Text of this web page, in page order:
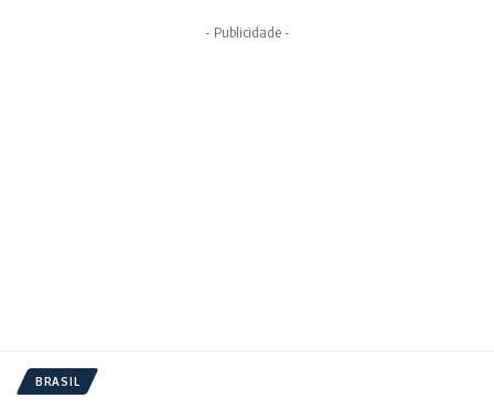
- Publicidade -
BRASIL